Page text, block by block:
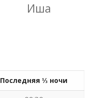
Иша
Последняя ⅓ ночи